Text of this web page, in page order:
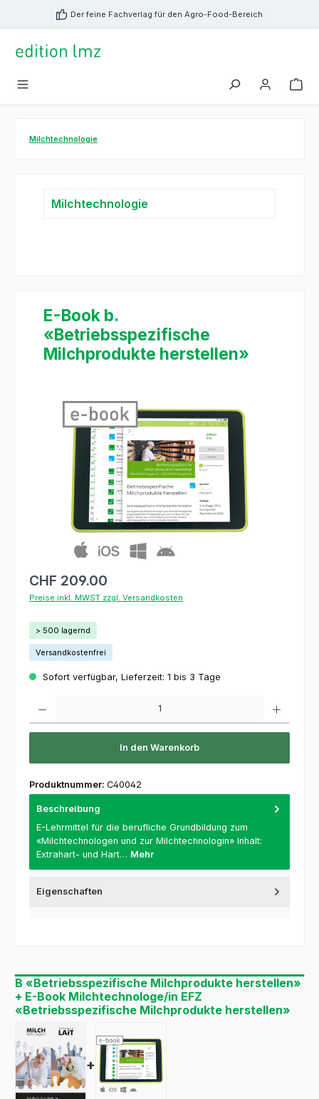
springen Der feine Fachverlag für den Agro-Food-Bereich
Milchtechnologie
Milchtechnologie
E-Book b.
«Betriebsspezifische
Milchprodukte herstellen»
Bildergalerie überspringen
CHF 209.00
Preise inkl. MWST zzgl. Versandkosten
> 500 lagernd
Versandkostenfrei
Sofort verfügbar, Lieferzeit: 1 bis 3 Tage
In den Warenkorb
Produktnummer: C40042
Beschreibung
E-Lehrmittel für die berufliche Grundbildung zum
«Milchtechnologen und zur Milchtechnologin» Inhalt:
Extrahart- und Hart… Mehr
Eigenschaften
B «Betriebsspezifische Milchprodukte herstellen»
+ E-Book Milchtechnologe/in EFZ
«Betriebsspezifische Milchprodukte herstellen»
+